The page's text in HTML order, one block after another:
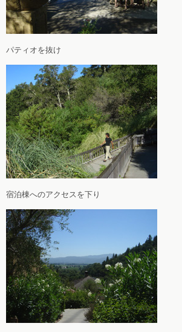
パティオを抜け
宿泊棟へのアクセスを下り